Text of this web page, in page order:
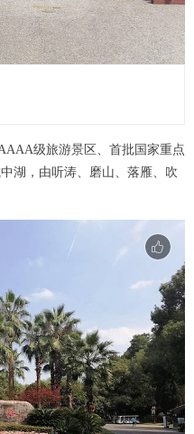
级旅游景区、首批国家重点
湖，由听涛、磨山、落雁、吹